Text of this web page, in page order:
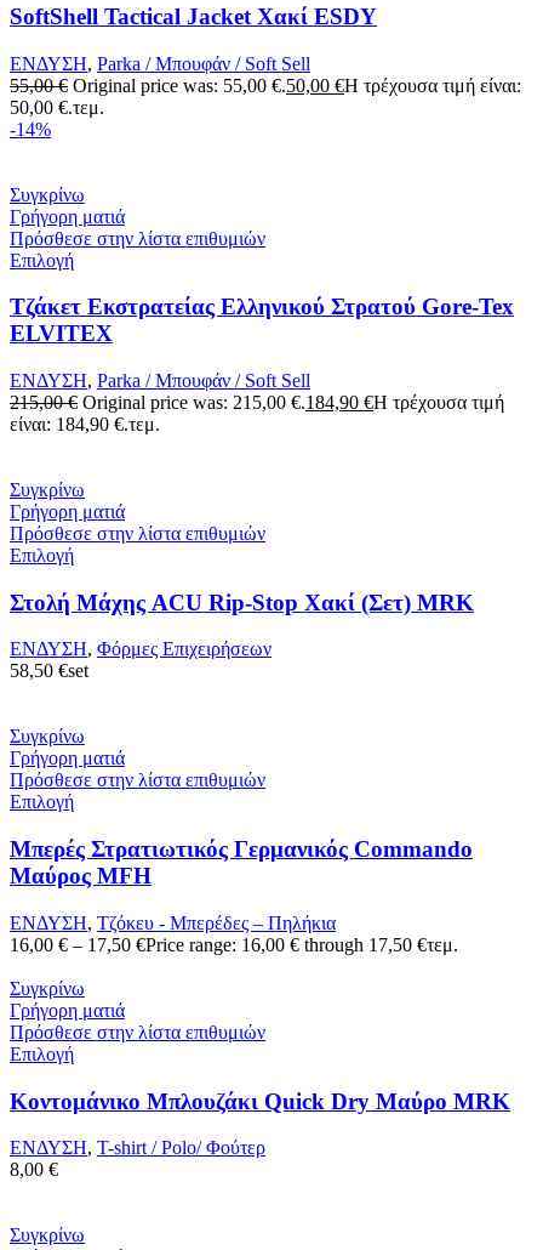
SoftShell Tactical Jacket Χακί ESDY
ΕΝΔΥΣΗ, Parka / Μπουφάν / Soft Sell
55,00€ Original price was: 55,00 €.50,00 €Η τρέχουσα τιμή είναι:
50,00 €.τεμ.
-14%
Συγκρίνω
Γρήγορη ματιά
Πρόσθεσε στην λίστα επιθυμιών
Επιλογή
Τζάκετ Εκστρατείας Ελληνικού Στρατού Gore-Tex
ELVITEX
ΕΝΔΥΣΗ, Parka / Μπουφάν / Soft Sell
215,00€ Original price was: 215,00 €.184,90 €Η τρέχουσα τιμή
είναι: 184,90 €.τεμ.
Συγκρίνω
Γρήγορη ματιά
Πρόσθεσε στην λίστα επιθυμιών
Επιλογή
Στολή Μάχης ACU Rip-Stop Χακί (Σετ) MRK
ΕΝΔΥΣΗ, Φόρμες Επιχειρήσεων
58,50 €set
Συγκρίνω
Γρήγορη ματιά
Πρόσθεσε στην λίστα επιθυμιών
Επιλογή
Μπερές Στρατιωτικός Γερμανικός Commando
Μαύρος MFH
ΕΝΔΥΣΗ, Τζόκευ - Μπερέδες – Πηλήκια
16,00 € – 17,50 €Price range: 16,00 € through 17,50 €τεμ.
Συγκρίνω
Γρήγορη ματιά
Πρόσθεσε στην λίστα επιθυμιών
Επιλογή
Κοντομάνικο Μπλουζάκι Quick Dry Μαύρο MRK
ΕΝΔΥΣΗ, T-shirt / Polo/ Φούτερ
8,00 €
Συγκρίνω